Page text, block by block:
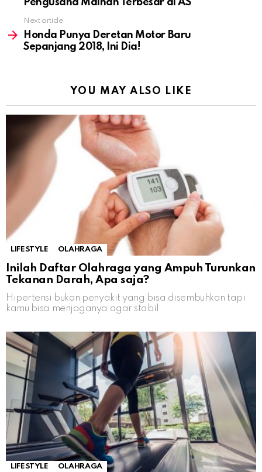
Pengusaha Mainan Terbesar di AS
Next article
Honda Punya Deretan Motor Baru
Sepanjang 2018, Ini Dia!
YOU MAY ALSO LIKE
LIFESTYLE OLAHRAGA
Inilah Daftar Olahraga yang Ampuh Turunkan
Tekanan Darah, Apa saja?
Hipertensi bukan penyakit yang bisa disembuhkan tapi
kamu bisa menjaganya agar stabil
LIFESTYLE OLAHRAGA